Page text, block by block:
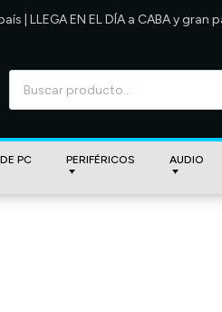
| LLEGA EN EL DÍA a CABA y
PC PERIFÉRICOS AUDIO